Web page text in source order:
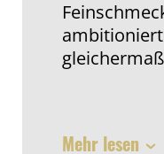
Mehr lesen